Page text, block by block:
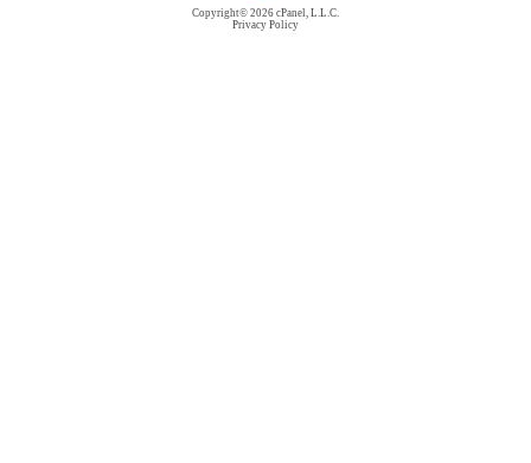
Copyright© 2026 cPanel, L.L.C.
Privacy Policy